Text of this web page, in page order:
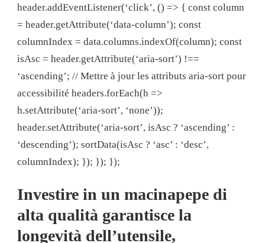
header.addEventListener(‘click’, () => { const column
= header.getAttribute(‘data-column’); const
columnIndex = data.columns.indexOf(column); const
isAsc = header.getAttribute(‘aria-sort’) !==
‘ascending’; // Mettre à jour les attributs aria-sort pour
accessibilité headers.forEach(h =>
h.setAttribute(‘aria-sort’, ‘none’));
header.setAttribute(‘aria-sort’, isAsc ? ‘ascending’ :
‘descending’); sortData(isAsc ? ‘asc’ : ‘desc’,
columnIndex); }); }); });
Investire in un macinapepe di
alta qualità garantisce la
longevità dell’utensile,